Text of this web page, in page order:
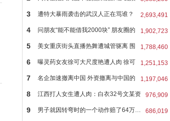
照 2,693,491
3 遭特大暴雨袭击的武汉人正在骂谁？
媒 1,902,723
4 问朋友“能不能借我2000块” 朋友圈的
1,788,460
5 美女重庆街头直播热舞遭城管驱离 围
观 1,251,153
6 曝灵药女友徐可大尺度艳遭人肉 徐可
身 1,197,046
7 名企加速撤离中国 外资撤离与中国的
经 976,909
8 江西打人女生遭人肉：白衣32号文某资
料 686,019
9 男子就因转弯时的一个动作赔了64万…